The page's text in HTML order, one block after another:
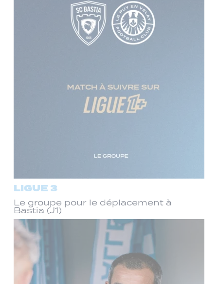
LIGUE 3
Le groupe pour le déplacement à
Bastia (J1)